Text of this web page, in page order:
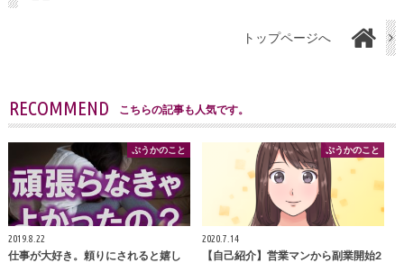
トップページへ
RECOMMEND こちらの記事も人気です。
ぷうかのこと
2019.8.22
仕事が大好き。頼りにされると嬉し
ぷうかのこと
2020.7.14
【自己紹介】営業マンから副業開始2